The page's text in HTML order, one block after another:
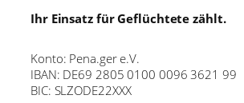
Ihr Einsatz für Geflüchtete zählt.
Konto: Pena.ger e.V.
IBAN: DE69 2805 0100 0096 3621 99
BIC: SLZODE22XXX